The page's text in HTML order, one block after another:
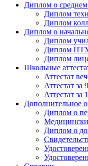
Диплом о
Диплом
Диплом
Диплом о
Диплом
Диплом
Диплом
Школьные
Аттестат
Аттестат за
Аттестат за
Дополнительное
Диплом о
Диплом о